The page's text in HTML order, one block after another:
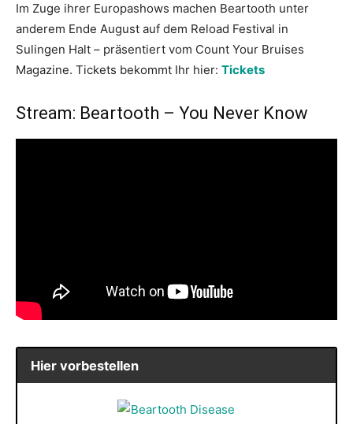
Im Zuge ihrer Europashows machen Beartooth unter
anderem Ende August auf dem Reload Festival in
Sulingen Halt – präsentiert vom Count Your Bruises
Magazine. Tickets bekommt Ihr hier: Tickets
Stream: Beartooth – You Never Know
Hier vorbestellen